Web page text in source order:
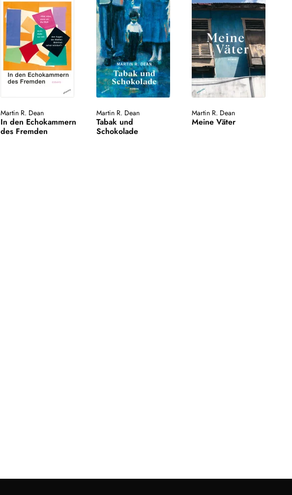
Martin R. Dean
In den Echokammern
des Fremden
Martin R. Dean
Tabak und
Schokolade
Martin R. Dean
Meine Väter